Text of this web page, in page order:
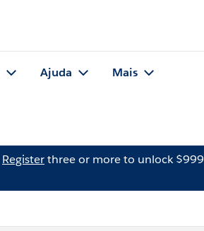
Ajuda Mais
Registerthree or more to unlock $999